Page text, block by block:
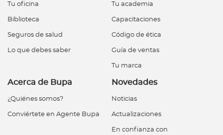
Tu oficina
Biblioteca
Seguros de salud
Lo que debes saber
Tu academia
Capacitaciones
Código de ética
Guía de ventas
Tu marca
Acerca de Bupa
¿Quiénes somos?
Conviértete en Agente Bupa
Novedades
Noticias
Actualizaciones
En confianza con